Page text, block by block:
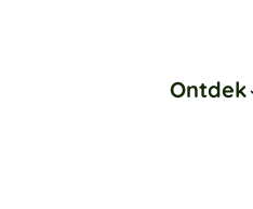
Ontdek